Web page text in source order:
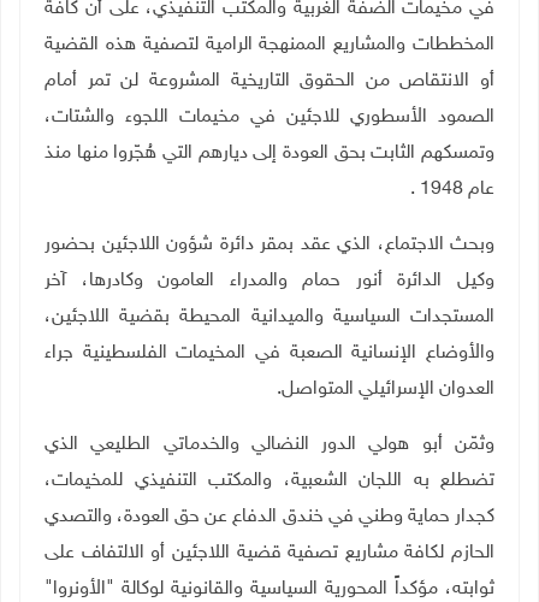
في مخيمات الضفة الغربية والمكتب التنفيذي، على أن كافة
المخططات والمشاريع الممنهجة الرامية لتصفية هذه القضية
أو الانتقاص من الحقوق التاريخية المشروعة لن تمر أمام
الصمود الأسطوري للاجئين في مخيمات اللجوء والشتات،
وتمسكهم الثابت بحق العودة إلى ديارهم التي هُجّروا منها منذ
عام 1948
.
وبحث الاجتماع، الذي عقد بمقر دائرة شؤون اللاجئين بحضور
وكيل الدائرة أنور حمام والمدراء العامون وكادرها، آخر
المستجدات السياسية والميدانية المحيطة بقضية اللاجئين،
والأوضاع الإنسانية الصعبة في المخيمات الفلسطينية جراء
العدوان الإسرائيلي المتواصل.
وثمّن أبو هولي الدور النضالي والخدماتي الطليعي الذي
تضطلع به اللجان الشعبية، والمكتب التنفيذي للمخيمات،
كجدار حماية وطني في خندق الدفاع عن حق العودة، والتصدي
الحازم لكافة مشاريع تصفية قضية اللاجئين أو الالتفاف على
ثوابته، مؤكداً المحورية السياسية والقانونية لوكالة "الأونروا"